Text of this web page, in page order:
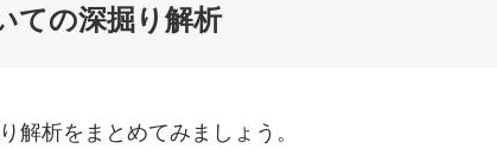
ての深掘り解析
解析をまとめてみましょう。